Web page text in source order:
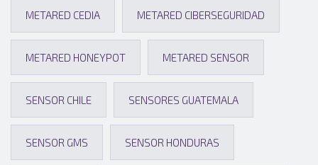
METARED CEDIA METARED CIBERSEGURIDAD
METARED HONEYPOT METARED SENSOR
SENSOR CHILE SENSORES GUATEMALA
SENSOR GMS SENSOR HONDURAS